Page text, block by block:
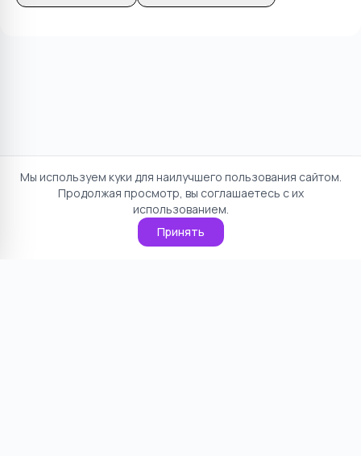
Мы используем куки для наилучшего пользования сайтом.
Продолжая просмотр, вы соглашаетесь с их
использованием.
Принять